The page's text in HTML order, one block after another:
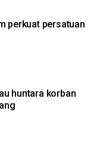
perkuat persatuan
huntara korban